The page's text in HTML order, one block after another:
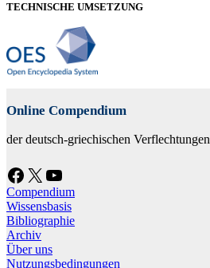
TECHNISCHE UMSETZUNG
Online Compendium
der deutsch-griechischen Verflechtungen
Facebook X YouTube
Compendium
Wissensbasis
Bibliographie
Archiv
Über uns
Nutzungsbedingungen